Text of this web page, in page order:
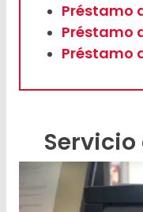
Préstamo
Préstamo
Préstamo